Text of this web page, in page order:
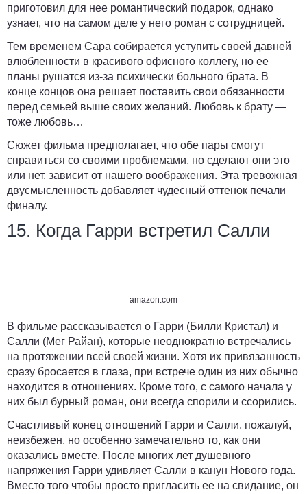
приготовил для нее романтический подарок, однако
узнает, что на самом деле у него роман с сотрудницей.
Тем временем Сара собирается уступить своей давней
влюбленности в красивого офисного коллегу, но ее
планы рушатся из-за психически больного брата. В
конце концов она решает поставить свои обязанности
перед семьей выше своих желаний. Любовь к брату —
тоже любовь…
Сюжет фильма предполагает, что обе пары смогут
справиться со своими проблемами, но сделают они это
или нет, зависит от нашего воображения. Эта тревожная
двусмысленность добавляет чудесный оттенок печали
финалу.
15. Когда Гарри встретил Салли
amazon.com
В фильме рассказывается о Гарри (Билли Кристал) и
Салли (Мег Райан), которые неоднократно встречались
на протяжении всей своей жизни. Хотя их привязанность
сразу бросается в глаза, при встрече один из них обычно
находится в отношениях. Кроме того, с самого начала у
них был бурный роман, они всегда спорили и ссорились.
Счастливый конец отношений Гарри и Салли, пожалуй,
неизбежен, но особенно замечательно то, как они
оказались вместе. После многих лет душевного
напряжения Гарри удивляет Салли в канун Нового года.
Вместо того чтобы просто пригласить ее на свидание, он